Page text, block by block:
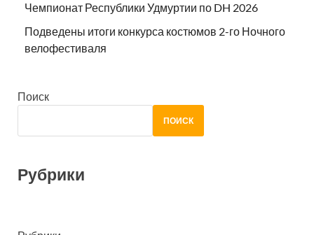
Чемпионат Республики Удмуртии по DH 2026
Подведены итоги конкурса костюмов 2-го Ночного
велофестиваля
Поиск
ПОИСК
Рубрики